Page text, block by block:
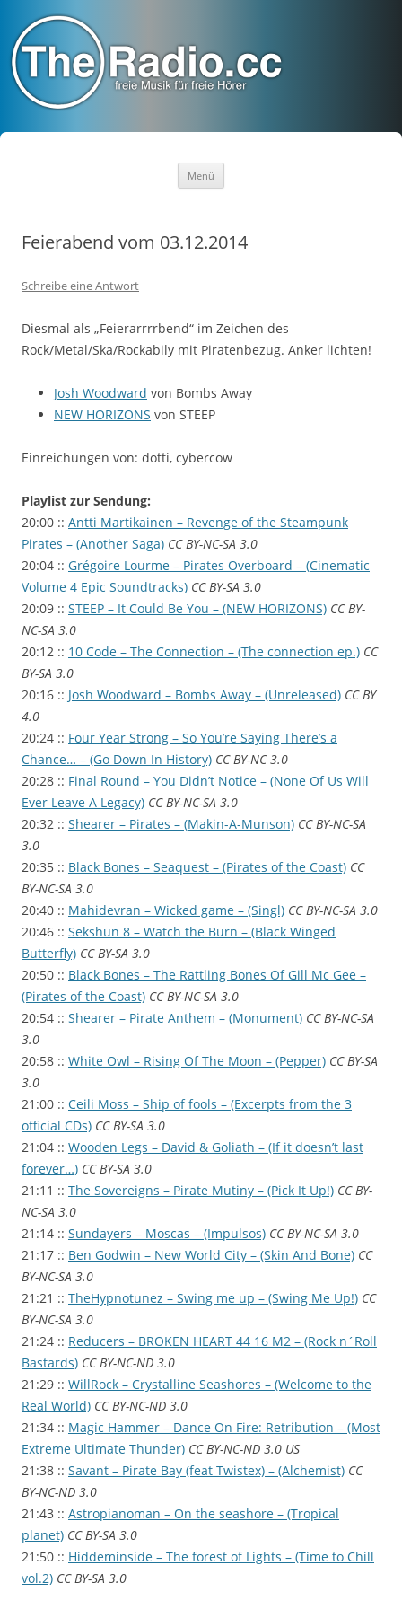
Menü
Feierabend vom 03.12.2014
Schreibe eine Antwort
Diesmal als „Feierarrrrbend“ im Zeichen des
Rock/Metal/Ska/Rockabily mit Piratenbezug. Anker lichten!
Josh Woodward von Bombs Away
NEW HORIZONS von STEEP
Einreichungen von: dotti, cybercow
Playlist zur Sendung:
20:00 :: Antti Martikainen – Revenge of the Steampunk
Pirates – (Another Saga) CC BY-NC-SA 3.0
20:04 :: Grégoire Lourme – Pirates Overboard – (Cinematic
Volume 4 Epic Soundtracks) CC BY-SA 3.0
20:09 :: STEEP – It Could Be You – (NEW HORIZONS) CC BY-
NC-SA 3.0
20:12 :: 10 Code – The Connection – (The connection ep.) CC
BY-SA 3.0
20:16 :: Josh Woodward – Bombs Away – (Unreleased) CC BY
4.0
20:24 :: Four Year Strong – So You’re Saying There’s a
Chance… – (Go Down In History) CC BY-NC 3.0
20:28 :: Final Round – You Didn’t Notice – (None Of Us Will
Ever Leave A Legacy) CC BY-NC-SA 3.0
20:32 :: Shearer – Pirates – (Makin-A-Munson) CC BY-NC-SA
3.0
20:35 :: Black Bones – Seaquest – (Pirates of the Coast) CC
BY-NC-SA 3.0
20:40 :: Mahidevran – Wicked game – (Singl) CC BY-NC-SA 3.0
20:46 :: Sekshun 8 – Watch the Burn – (Black Winged
Butterfly) CC BY-SA 3.0
20:50 :: Black Bones – The Rattling Bones Of Gill Mc Gee –
(Pirates of the Coast) CC BY-NC-SA 3.0
20:54 :: Shearer – Pirate Anthem – (Monument) CC BY-NC-SA
3.0
20:58 :: White Owl – Rising Of The Moon – (Pepper) CC BY-SA
3.0
21:00 :: Ceili Moss – Ship of fools – (Excerpts from the 3
official CDs) CC BY-SA 3.0
21:04 :: Wooden Legs – David & Goliath – (If it doesn’t last
forever…) CC BY-SA 3.0
21:11 :: The Sovereigns – Pirate Mutiny – (Pick It Up!) CC BY-
NC-SA 3.0
21:14 :: Sundayers – Moscas – (Impulsos) CC BY-NC-SA 3.0
21:17 :: Ben Godwin – New World City – (Skin And Bone) CC
BY-NC-SA 3.0
21:21 :: TheHypnotunez – Swing me up – (Swing Me Up!) CC
BY-NC-SA 3.0
21:24 :: Reducers – BROKEN HEART 44 16 M2 – (Rock n´Roll
Bastards) CC BY-NC-ND 3.0
21:29 :: WillRock – Crystalline Seashores – (Welcome to the
Real World) CC BY-NC-ND 3.0
21:34 :: Magic Hammer – Dance On Fire: Retribution – (Most
Extreme Ultimate Thunder) CC BY-NC-ND 3.0 US
21:38 :: Savant – Pirate Bay (feat Twistex) – (Alchemist) CC
BY-NC-ND 3.0
21:43 :: Astropianoman – On the seashore – (Tropical
planet) CC BY-SA 3.0
21:50 :: Hiddeminside – The forest of Lights – (Time to Chill
vol.2) CC BY-SA 3.0